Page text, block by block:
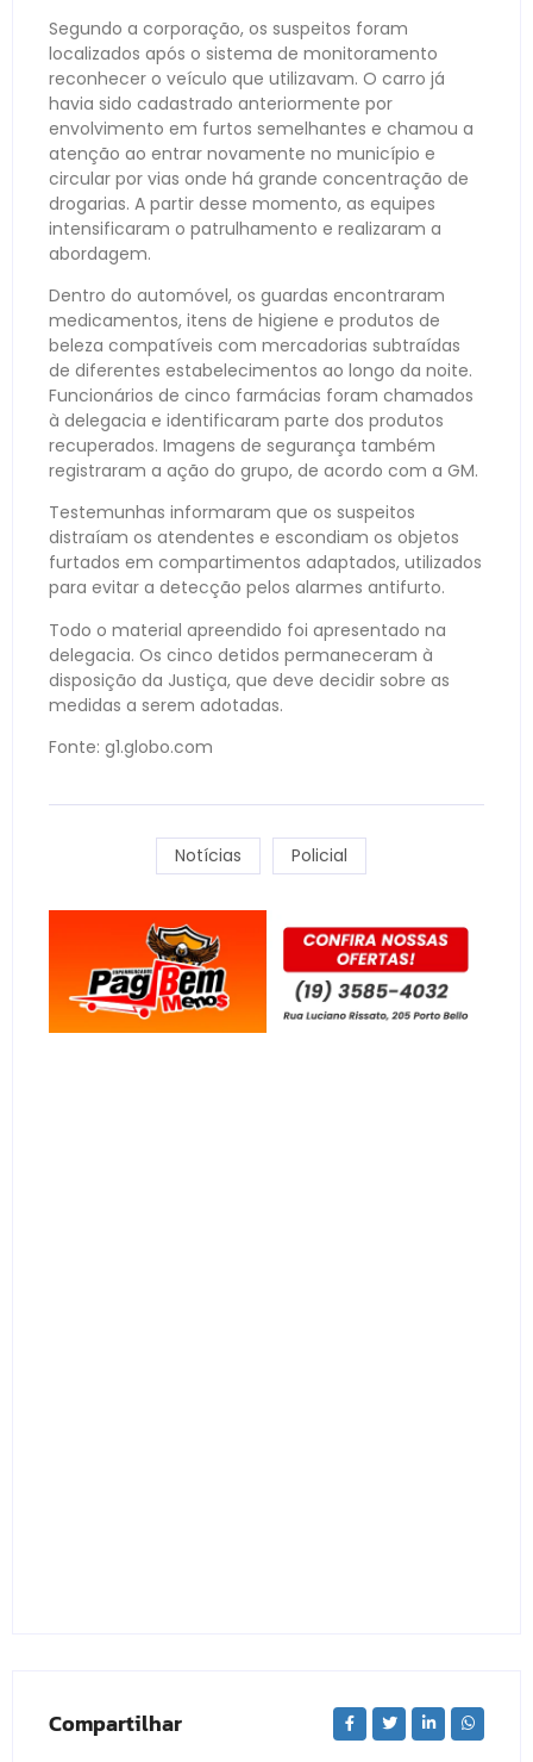
Segundo a corporação, os suspeitos foram
localizados após o sistema de monitoramento
reconhecer o veículo que utilizavam. O carro já
havia sido cadastrado anteriormente por
envolvimento em furtos semelhantes e chamou a
atenção ao entrar novamente no município e
circular por vias onde há grande concentração de
drogarias. A partir desse momento, as equipes
intensificaram o patrulhamento e realizaram a
abordagem.
Dentro do automóvel, os guardas encontraram
medicamentos, itens de higiene e produtos de
beleza compatíveis com mercadorias subtraídas
de diferentes estabelecimentos ao longo da noite.
Funcionários de cinco farmácias foram chamados
à delegacia e identificaram parte dos produtos
recuperados. Imagens de segurança também
registraram a ação do grupo, de acordo com a GM.
Testemunhas informaram que os suspeitos
distraíam os atendentes e escondiam os objetos
furtados em compartimentos adaptados, utilizados
para evitar a detecção pelos alarmes antifurto.
Todo o material apreendido foi apresentado na
delegacia. Os cinco detidos permaneceram à
disposição da Justiça, que deve decidir sobre as
medidas a serem adotadas.
Fonte: g1.globo.com
Notícias Policial
Compartilhar